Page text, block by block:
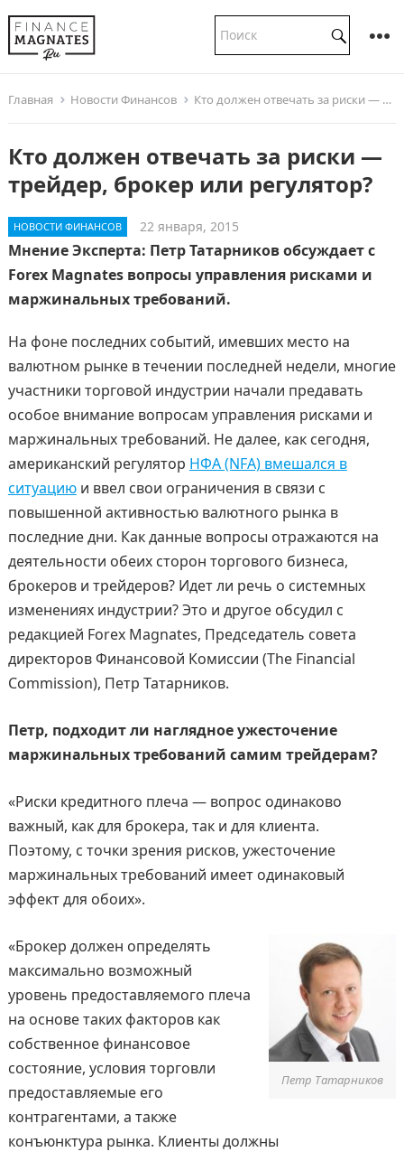
Главная Новости Финансов Кто должен отвечать за риски — трейдер, брокер или регулятор?
Кто должен отвечать за риски —
трейдер, брокер или регулятор?
НОВОСТИ ФИНАНСОВ 22 января, 2015
Мнение Эксперта: Петр Татарников обсуждает с
Forex Magnates вопросы управления рисками и
маржинальных требований.
На фоне последних событий, имевших место на
валютном рынке в течении последней недели, многие
участники торговой индустрии начали предавать
особое внимание вопросам управления рисками и
маржинальных требований. Не далее, как сегодня,
американский регулятор НФА (NFA) вмешался в
ситуациюи ввел свои ограничения в связи с
повышенной активностью валютного рынка в
последние дни. Как данные вопросы отражаются на
деятельности обеих сторон торгового бизнеса,
брокеров и трейдеров? Идет ли речь о системных
изменениях индустрии? Это и другое обсудил с
редакцией Forex Magnates, Председатель совета
директоров Финансовой Комиссии (The Financial
Commission), Петр Татарников.
Петр, подходит ли наглядное ужесточение
маржинальных требований самим трейдерам?
«Риски кредитного плеча — вопрос одинаково
важный, как для брокера, так и для клиента.
Поэтому, с точки зрения рисков, ужесточение
маржинальных требований имеет одинаковый
эффект для обоих».
Петр Татарников
«Брокер должен определять
максимально возможный
уровень предоставляемого плеча
на основе таких факторов как
собственное финансовое
состояние, условия торговли
предоставляемые его
контрагентами, а также
конъюнктура рынка. Клиенты должны